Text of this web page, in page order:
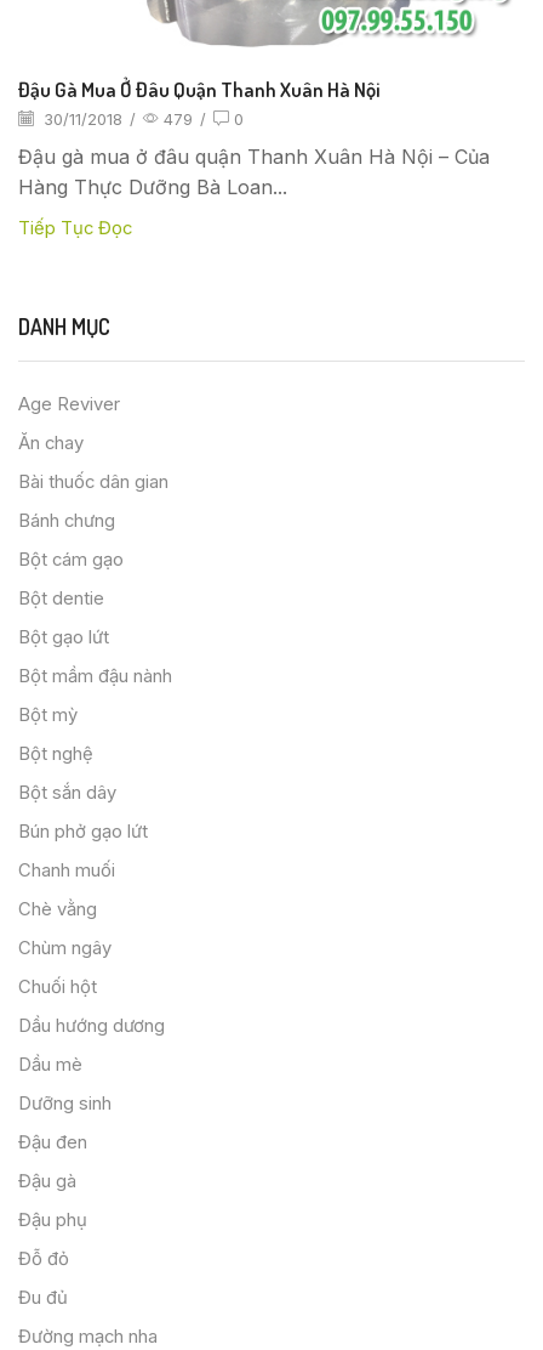
Đậu Gà Mua Ở Đâu Quận Thanh Xuân Hà Nội
30/11/2018 / 479 / 0
Đậu gà mua ở đâu quận Thanh Xuân Hà Nội – Của
Hàng Thực Dưỡng Bà Loan...
Tiếp Tục Đọc
DANH MỤC
Age Reviver
Ăn chay
Bài thuốc dân gian
Bánh chưng
Bột cám gạo
Bột dentie
Bột gạo lứt
Bột mầm đậu nành
Bột mỳ
Bột nghệ
Bột sắn dây
Bún phở gạo lứt
Chanh muối
Chè vằng
Chùm ngây
Chuối hột
Dầu hướng dương
Dầu mè
Dưỡng sinh
Đậu đen
Đậu gà
Đậu phụ
Đỗ đỏ
Đu đủ
Đường mạch nha